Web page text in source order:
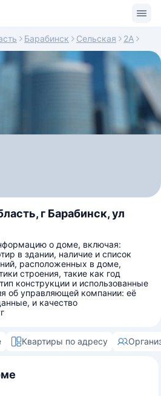
Барабинск Сельская 2А
г Барабинск, ул
о доме, включая:
в здании, наличие и список
расположенных в доме,
строения, такие как год
конструкции и использованные
об управляющей компании: её
и качество
Квартиры по адресу